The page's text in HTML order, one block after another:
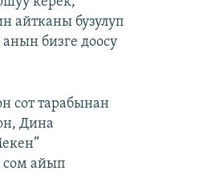
айтканы бузулуп
бизге доосу
сот тарабынан
Дина
сом айып